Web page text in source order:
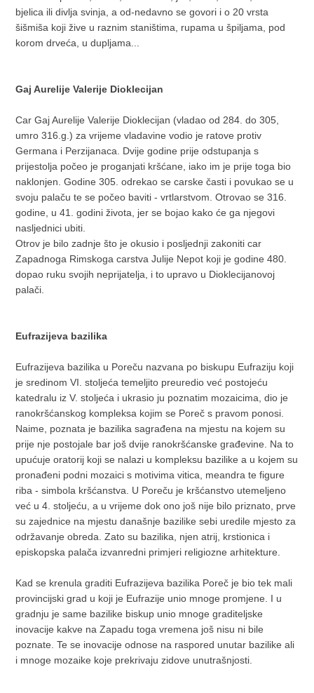
bjelica ili divlja svinja, a od-nedavno se govori i o 20 vrsta
šišmiša koji žive u raznim staništima, rupama u špiljama, pod
korom drveća, u dupljama...
Gaj Aurelije Valerije Dioklecijan
Car Gaj Aurelije Valerije Dioklecijan (vladao od 284. do 305,
umro 316.g.) za vrijeme vladavine vodio je ratove protiv
Germana i Perzijanaca. Dvije godine prije odstupanja s
prijestolja počeo je proganjati kršćane, iako im je prije toga bio
naklonjen. Godine 305. odrekao se carske časti i povukao se u
svoju palaču te se počeo baviti - vrtlarstvom. Otrovao se 316.
godine, u 41. godini života, jer se bojao kako će ga njegovi
nasljednici ubiti.
Otrov je bilo zadnje što je okusio i posljednji zakoniti car
Zapadnoga Rimskoga carstva Julije Nepot koji je godine 480.
dopao ruku svojih neprijatelja, i to upravo u Dioklecijanovoj
palači.
Eufrazijeva bazilika
Eufrazijeva bazilika u Poreču nazvana po biskupu Eufraziju koji
je sredinom VI. stoljeća temeljito preuredio već postojeću
katedralu iz V. stoljeća i ukrasio ju poznatim mozaicima, dio je
ranokršćanskog kompleksa kojim se Poreč s pravom ponosi.
Naime, poznata je bazilika sagrađena na mjestu na kojem su
prije nje postojale bar još dvije ranokršćanske građevine. Na to
upućuje oratorij koji se nalazi u kompleksu bazilike a u kojem su
pronađeni podni mozaici s motivima vitica, meandra te figure
riba - simbola kršćanstva. U Poreču je kršćanstvo utemeljeno
već u 4. stoljeću, a u vrijeme dok ono još nije bilo priznato, prve
su zajednice na mjestu današnje bazilike sebi uredile mjesto za
održavanje obreda. Zato su bazilika, njen atrij, krstionica i
episkopska palača izvanredni primjeri religiozne arhitekture.
Kad se krenula graditi Eufrazijeva bazilika Poreč je bio tek mali
provincijski grad u koji je Eufrazije unio mnoge promjene. I u
gradnju je same bazilike biskup unio mnoge graditeljske
inovacije kakve na Zapadu toga vremena još nisu ni bile
poznate. Te se inovacije odnose na raspored unutar bazilike ali
i mnoge mozaike koje prekrivaju zidove unutrašnjosti.